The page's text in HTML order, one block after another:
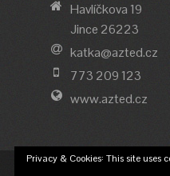
Havlíčkova 19
Jince 26223
katka@azted.cz
773 209 123
www.azted.cz
Privacy & Cookies: This site uses